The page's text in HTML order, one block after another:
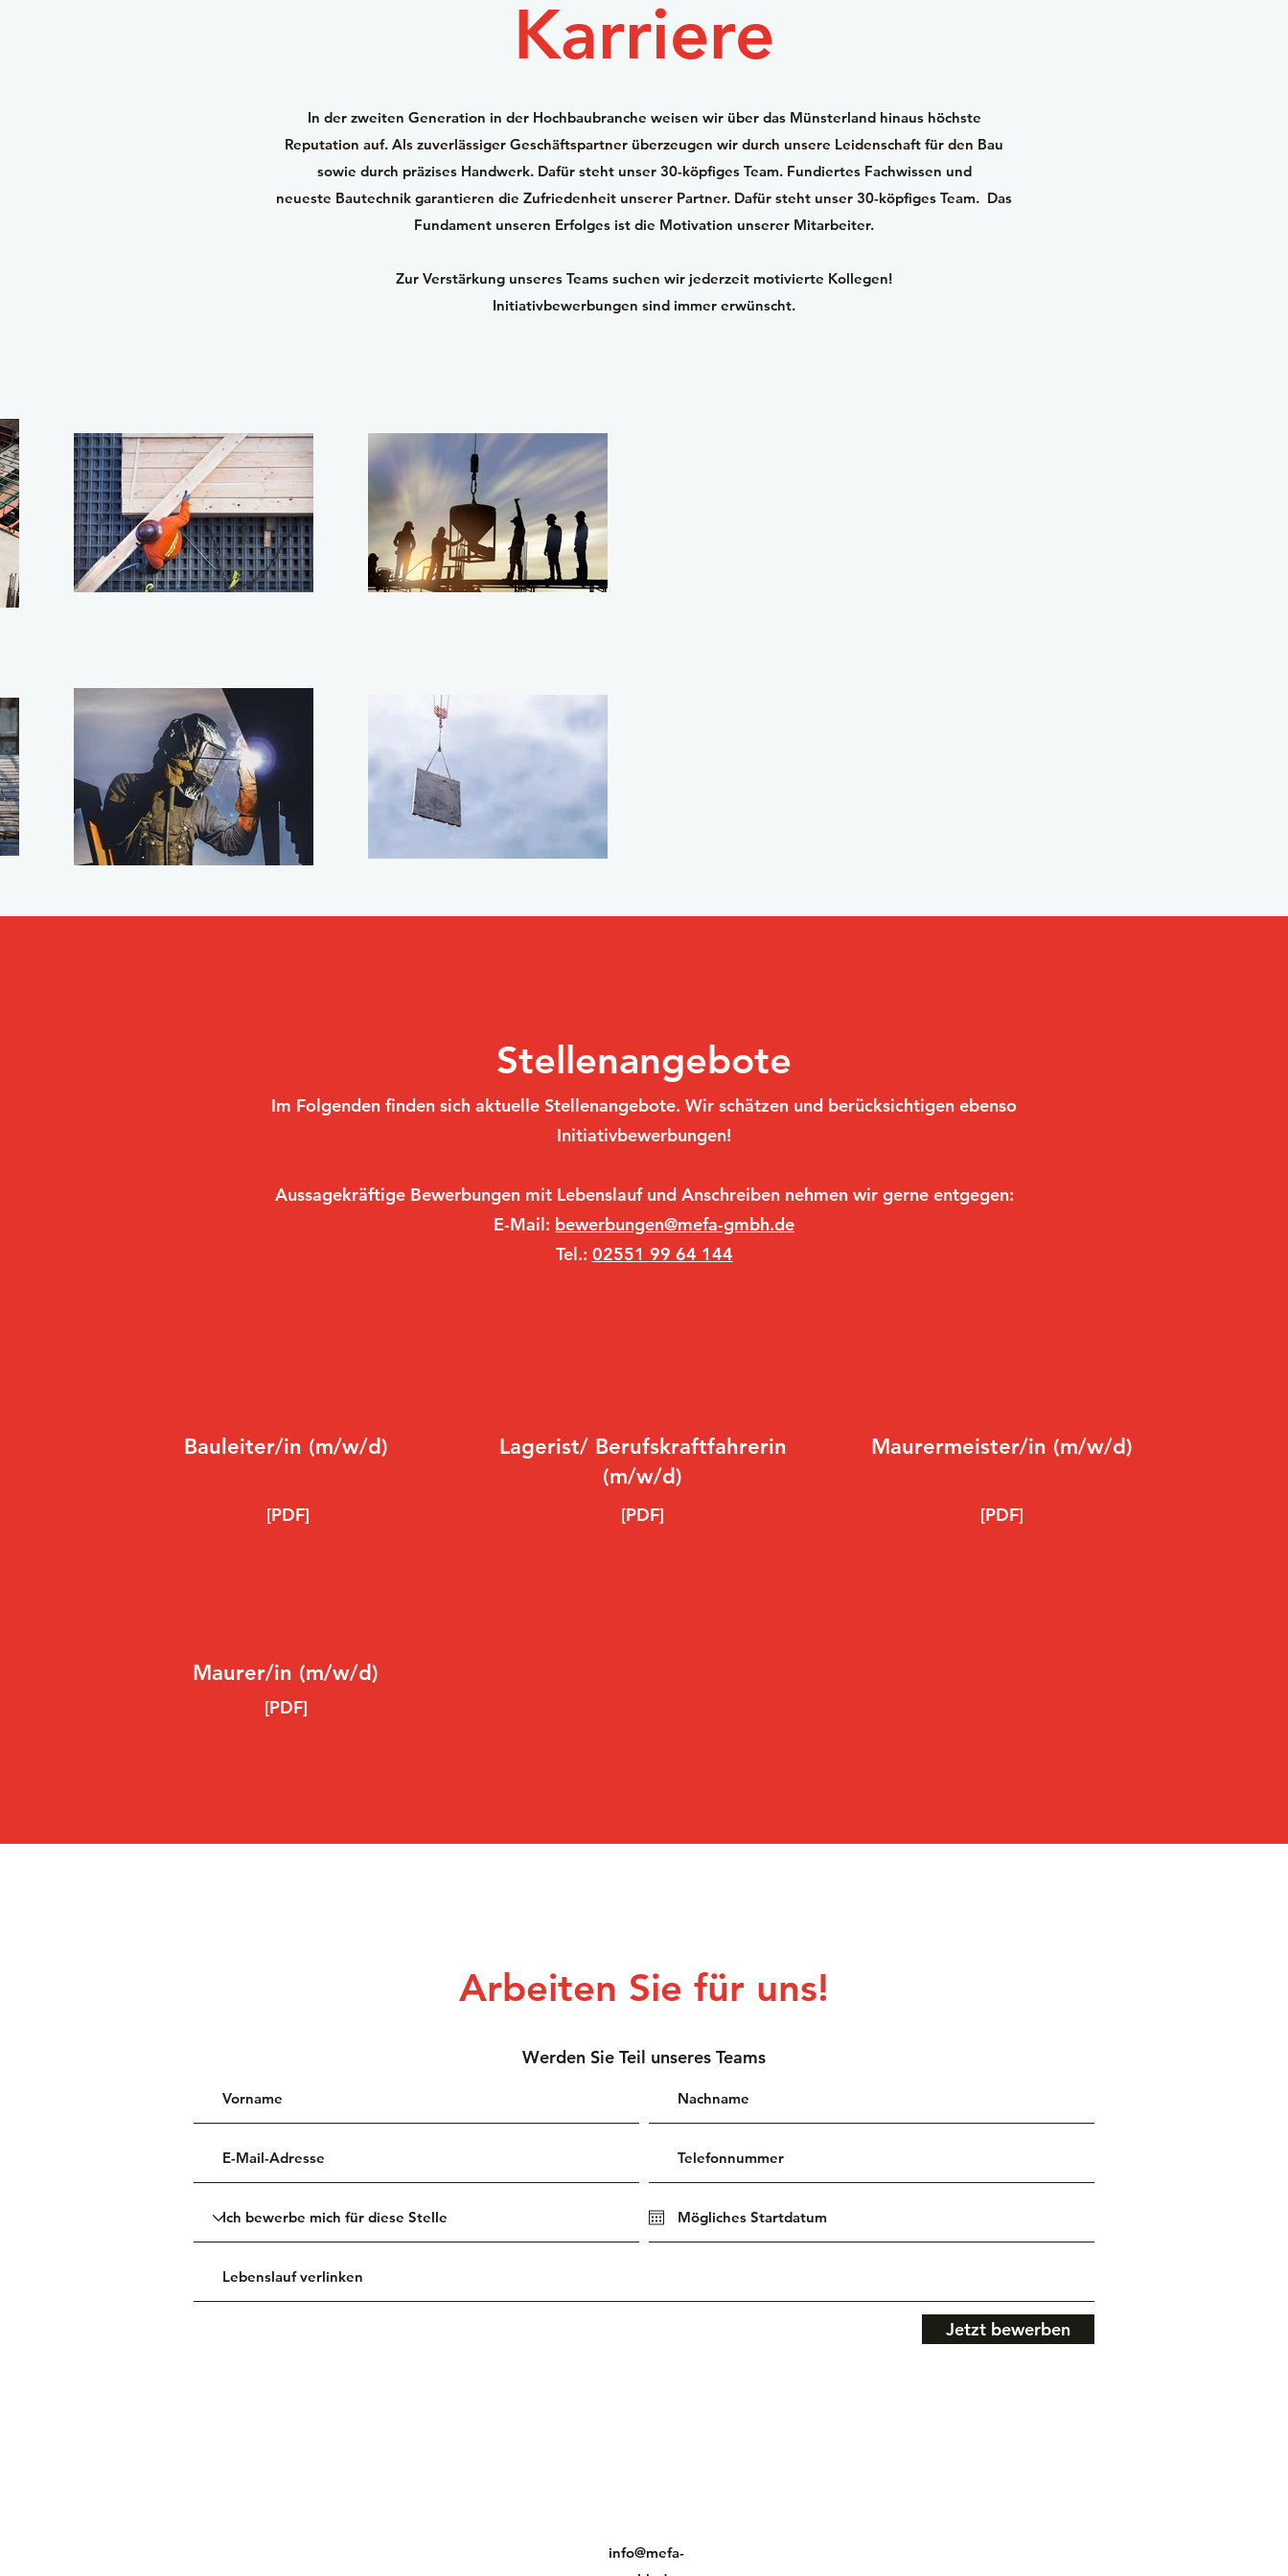
Karriere
In der zweiten Generation in der Hochbaubranche weisen wir über das Münsterland hinaus höchste
Reputation auf. Als zuverlässiger Geschäftspartner überzeugen wir durch unsere Leidenschaft für den Bau
sowie durch präzises Handwerk. Dafür steht unser 30-köpfiges Team. Fundiertes Fachwissen und
neueste Bautechnik garantieren die Zufriedenheit unserer Partner. Dafür steht unser 30-köpfiges Team. Das
Fundament unseren Erfolges ist die Motivation unserer Mitarbeiter.
Zur Verstärkung unseres Teams suchen wir jederzeit motivierte Kollegen!
Initiativbewerbungen sind immer erwünscht.
Stellenangebote
Im Folgenden finden sich aktuelle Stellenangebote. Wir schätzen und berücksichtigen ebenso
Initiativbewerbungen!
Aussagekräftige Bewerbungen mit Lebenslauf und Anschreiben nehmen wir gerne entgegen:
E-Mail: bewerbungen@mefa-gmbh.de
Tel.: 02551 99 64 144
Bauleiter/in (m/w/d)
[PDF]
Lagerist/ Berufskraftfahrerin
(m/w/d)
[PDF]
Maurermeister/in (m/w/d)
[PDF]
Maurer/in (m/w/d)
[PDF]
Arbeiten Sie für uns!
Werden Sie Teil unseres Teams
Jetzt bewerben
info@mefa-